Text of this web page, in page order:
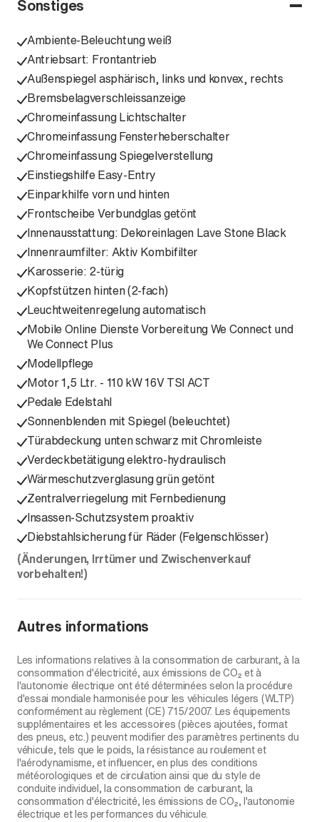
Sonstiges
Ambiente-Beleuchtung weiß
Antriebsart: Frontantrieb
Außenspiegel asphärisch, links und konvex, rechts
Bremsbelagverschleissanzeige
Chromeinfassung Lichtschalter
Chromeinfassung Fensterheberschalter
Chromeinfassung Spiegelverstellung
Einstiegshilfe Easy-Entry
Einparkhilfe vorn und hinten
Frontscheibe Verbundglas getönt
Innenausstattung: Dekoreinlagen Lave Stone Black
Innenraumfilter: Aktiv Kombifilter
Karosserie: 2-türig
Kopfstützen hinten (2-fach)
Leuchtweitenregelung automatisch
Mobile Online Dienste Vorbereitung We Connect und
We Connect Plus
Modellpflege
Motor 1,5 Ltr. - 110 kW 16V TSI ACT
Pedale Edelstahl
Sonnenblenden mit Spiegel (beleuchtet)
Türabdeckung unten schwarz mit Chromleiste
Verdeckbetätigung elektro-hydraulisch
Wärmeschutzverglasung grün getönt
Zentralverriegelung mit Fernbedienung
Insassen-Schutzsystem proaktiv
Diebstahlsicherung für Räder (Felgenschlösser)
(Änderungen, Irrtümer und Zwischenverkauf
vorbehalten!)
Autres informations
Les informations relatives à la consommation de carburant, à la
consommation d'électricité, aux émissions de CO₂ et à
l'autonomie électrique ont été déterminées selon la procédure
d'essai mondiale harmonisée pour les véhicules légers (WLTP)
conformément au règlement (CE) 715/2007. Les équipements
supplémentaires et les accessoires (pièces ajoutées, format
des pneus, etc.) peuvent modifier des paramètres pertinents du
véhicule, tels que le poids, la résistance au roulement et
l'aérodynamisme, et influencer, en plus des conditions
météorologiques et de circulation ainsi que du style de
conduite individuel, la consommation de carburant, la
consommation d'électricité, les émissions de CO₂, l'autonomie
électrique et les performances du véhicule.